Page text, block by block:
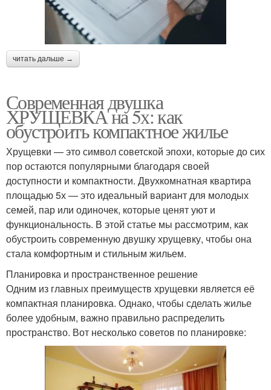
читать дальше →
Современная двушка
ХРУЩЕВКА на 5х: как
обустроить компактное жилье
Хрущевки — это символ советской эпохи, которые до сих
пор остаются популярными благодаря своей
доступности и компактности. Двухкомнатная квартира
площадью 5х — это идеальный вариант для молодых
семей, пар или одиночек, которые ценят уют и
функциональность. В этой статье мы рассмотрим, как
обустроить современную двушку хрущевку, чтобы она
стала комфортным и стильным жильем.
Планировка и пространственное решение
Одним из главных преимуществ хрущевки является её
компактная планировка. Однако, чтобы сделать жилье
более удобным, важно правильно распределить
пространство. Вот несколько советов по планировке: